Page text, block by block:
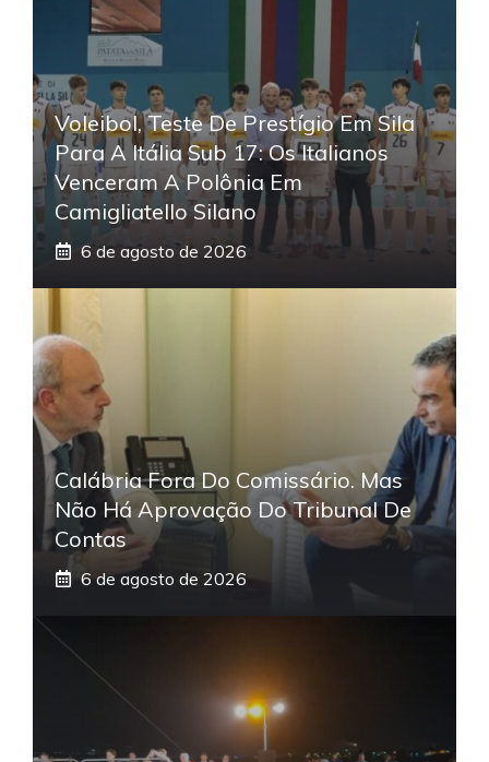
Voleibol, Teste De Prestígio Em Sila
Para A Itália Sub 17: Os Italianos
Venceram A Polônia Em
Camigliatello Silano
6 de agosto de 2026
Calábria Fora Do Comissário. Mas
Não Há Aprovação Do Tribunal De
Contas
6 de agosto de 2026